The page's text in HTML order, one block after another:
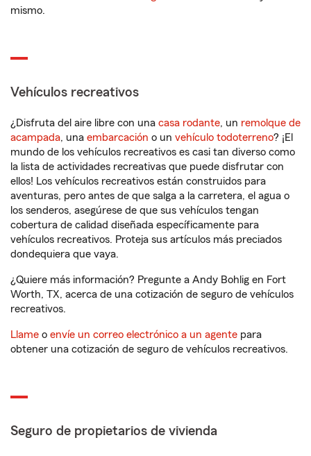
mismo.
Vehículos recreativos
¿Disfruta del aire libre con una casa rodante, un remolque de
acampada, una embarcación o un vehículo todoterreno? ¡El
mundo de los vehículos recreativos es casi tan diverso como
la lista de actividades recreativas que puede disfrutar con
ellos! Los vehículos recreativos están construidos para
aventuras, pero antes de que salga a la carretera, el agua o
los senderos, asegúrese de que sus vehículos tengan
cobertura de calidad diseñada específicamente para
vehículos recreativos. Proteja sus artículos más preciados
dondequiera que vaya.
¿Quiere más información? Pregunte a Andy Bohlig en Fort
Worth, TX, acerca de una cotización de seguro de vehículos
recreativos.
Llame o envíe un correo electrónico a un agente para
obtener una cotización de seguro de vehículos recreativos.
Seguro de propietarios de vivienda